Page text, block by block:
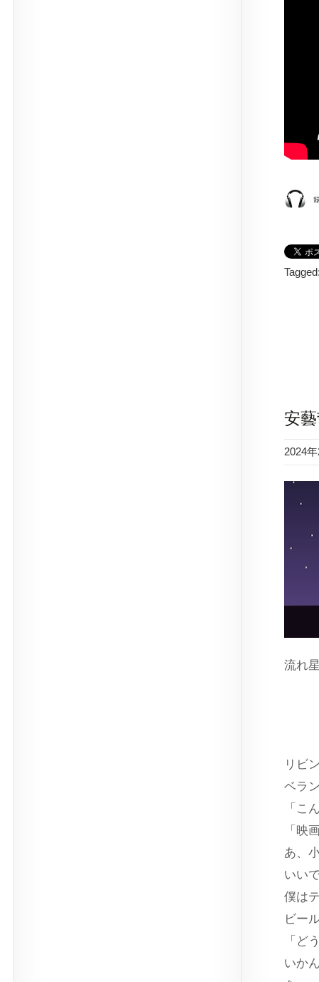
安
2024
流れ
リビ
ベラ
「こ
「映
あ、
いい
僕は
ビー
「ど
いか